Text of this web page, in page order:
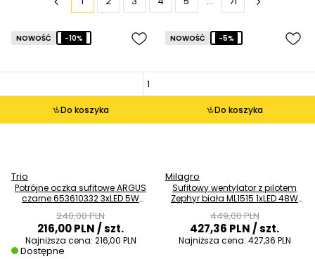
Do koszyka
NOWOŚĆ -10%
Trio
Potrójne oczka sufitowe ARGUS
czarne 653610332 3xLED 5W
240,00 PLN
216,00 PLN/ szt.
Najniższa cena: 216,00 PLN
Dostępne
Do koszyka
NOWOŚĆ -5%
Milagro
Sufitowy wentylator z pilotem
Zephyr biała ML1515 1xLED 48W
449,00 PLN
427,36 PLN/ szt.
Najniższa cena: 427,36 PLN